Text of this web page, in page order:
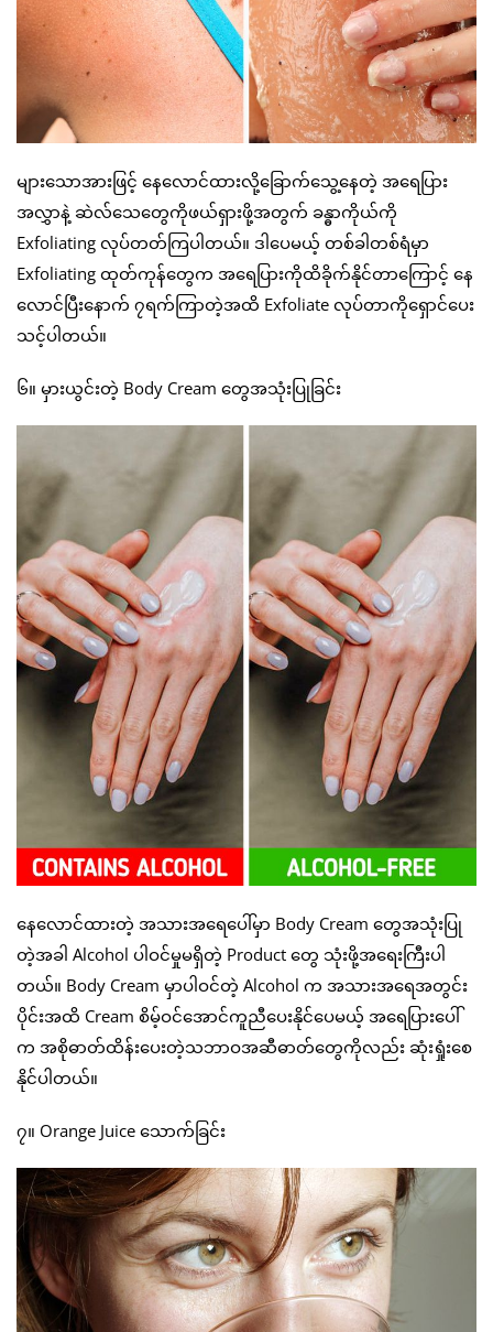
များသောအားဖြင့် နေလောင်ထားလို့ခြောက်သွေ့နေတဲ့ အရေပြား
အလွှာနဲ့ ဆဲလ်သေတွေကိုဖယ်ရှားဖို့အတွက် ခန္ဓာကိုယ်ကို
Exfoliating လုပ်တတ်ကြပါတယ်။ ဒါပေမယ့် တစ်ခါတစ်ရံမှာ
Exfoliating ထုတ်ကုန်တွေက အရေပြားကိုထိခိုက်နိုင်တာကြောင့် နေ
လောင်ပြီးနောက် ၇ရက်ကြာတဲ့အထိ Exfoliate လုပ်တာကိုရှောင်ပေး
သင့်ပါတယ်။
၆။ မှားယွင်းတဲ့ Body Cream တွေအသုံးပြုခြင်း
နေလောင်ထားတဲ့ အသားအရေပေါ်မှာ Body Cream တွေအသုံးပြု
တဲ့အခါ Alcohol ပါဝင်မှုမရှိတဲ့ Product တွေ သုံးဖို့အရေးကြီးပါ
တယ်။ Body Cream မှာပါဝင်တဲ့ Alcohol က အသားအရေအတွင်း
ပိုင်းအထိ Cream စိမ့်ဝင်အောင်ကူညီပေးနိုင်ပေမယ့် အရေပြားပေါ်
က အစိုဓာတ်ထိန်းပေးတဲ့သဘာဝအဆီဓာတ်တွေကိုလည်း ဆုံးရှုံးစေ
နိုင်ပါတယ်။
၇။ Orange Juice သောက်ခြင်း